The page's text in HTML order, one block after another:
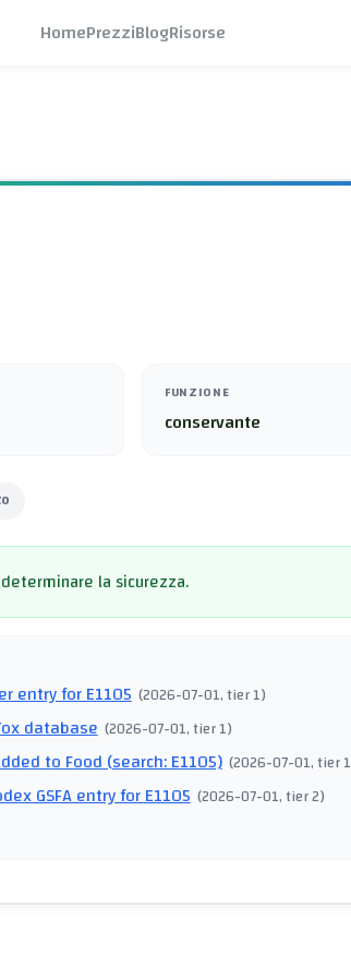
HomePrezziBlogRisorse
FUNZIONE
conservante
la sicurezza.
entry for E1105 (2026-07-01, tier 1)
database (2026-07-01, tier 1)
to Food (search: E1105) (2026-07-01, tier 1
GSFA entry for E1105 (2026-07-01, tier 2)